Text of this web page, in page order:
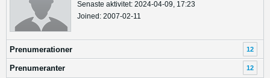
Senaste aktivitet: 2024-04-09, 17:23
Joined: 2007-02-11
Prenumerationer 12
Prenumeranter 12